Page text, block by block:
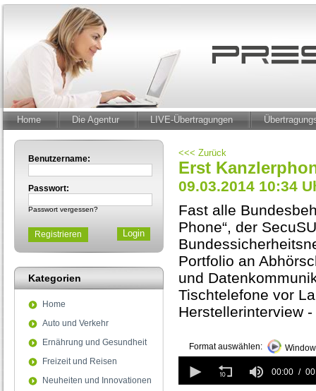
Home Die Agentur LIVE-Übertragungen
Benutzername:
Passwort:
Passwort vergessen?
Registrieren
Kategorien
Home
Auto und Verkehr
Ernährung und Gesundheit
Freizeit und Reisen
Neuheiten und Innovationen
<<< Zurück
Erst
09.03.2014 10:34
Fast alle
Phone“, der
Portfolio an
und
Tischtelefone vor
Herstellerinterview
Format auswählen:
seconds
of
00:00